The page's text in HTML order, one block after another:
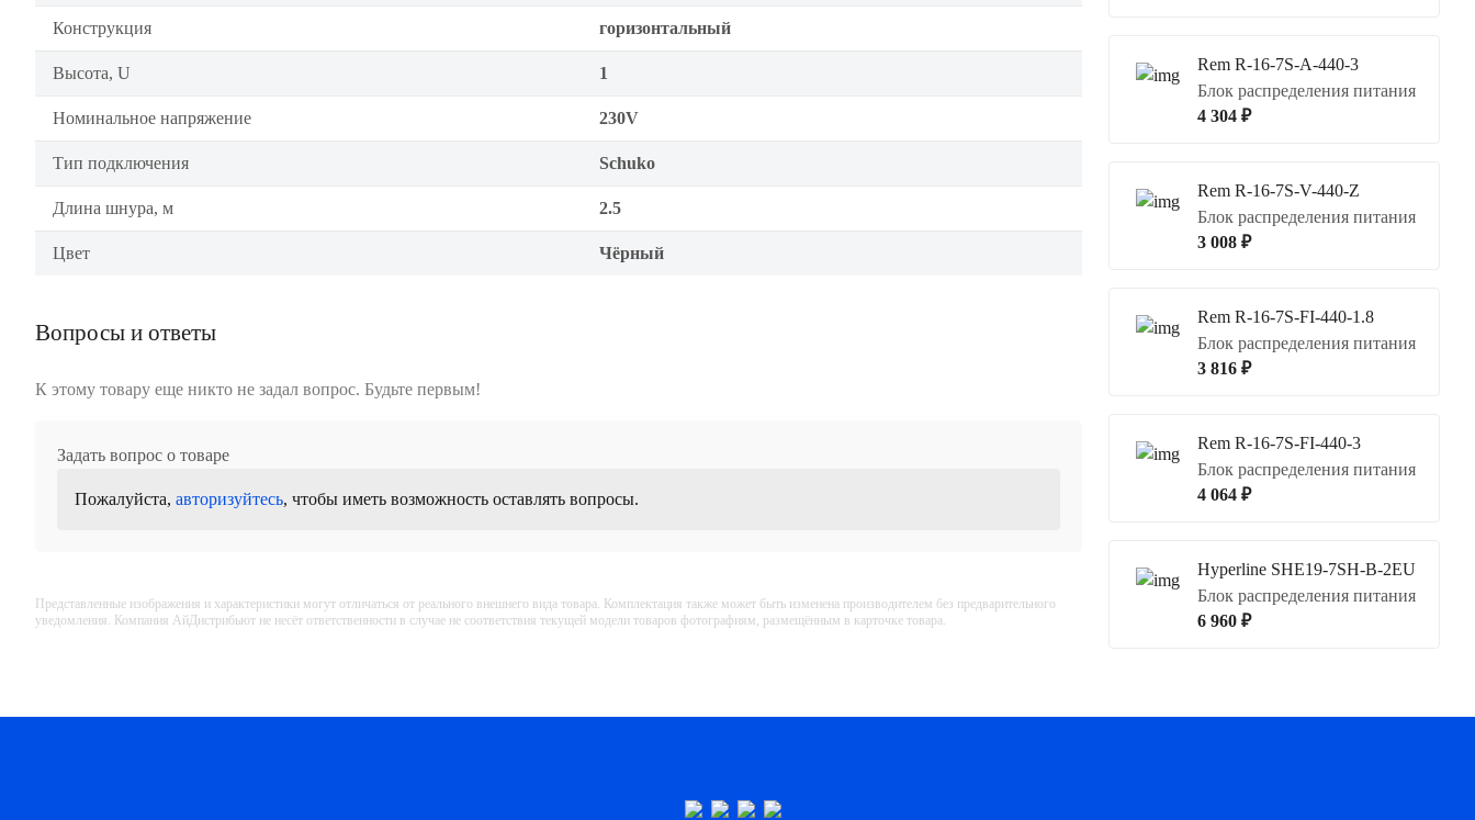
Конструкция горизонтальный
Высота, U 1
Номинальное напряжение 230V
Тип подключения Schuko
Длина шнура, м 2.5
Цвет Чёрный
Вопросы и ответы
К этому товару еще никто не задал вопрос. Будьте первым!
Задать вопрос о товаре
Пожалуйста, авторизуйтесь, чтобы иметь возможность оставлять вопросы.
Представленные изображения и характеристики могут отличаться от реального внешнего вида товара. Комплектация также может быть изменена производителем без предварительного
уведомления. Компания АйДистрибьют не несёт ответственности в случае не соответствия текущей модели товаров фотографиям, размещённым в карточке товара.
Rem R-16-7S-A-440-3
Блок распределения питания
4 304 ₽
Rem R-16-7S-V-440-Z
Блок распределения питания
3 008 ₽
Rem R-16-7S-FI-440-1.8
Блок распределения питания
3 816 ₽
Rem R-16-7S-FI-440-3
Блок распределения питания
4 064 ₽
Hyperline SHE19-7SH-B-2EU
Блок распределения питания
6 960 ₽